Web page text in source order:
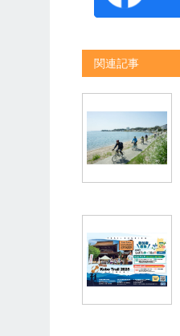
関連記事